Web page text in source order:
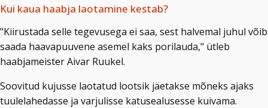
Kui kaua haabja laotamine kestab?
"Kiirustada selle tegevusega ei saa, sest halvemal juhul võib
saada haavapuuvene asemel kaks porilauda," ütleb
haabjameister Aivar Ruukel.
Soovitud kujusse laotatud lootsik jäetakse mõneks ajaks
tuulelahedasse ja varjulisse katusealusesse kuivama.